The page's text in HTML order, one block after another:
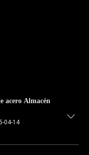
acero Almacén
04-14